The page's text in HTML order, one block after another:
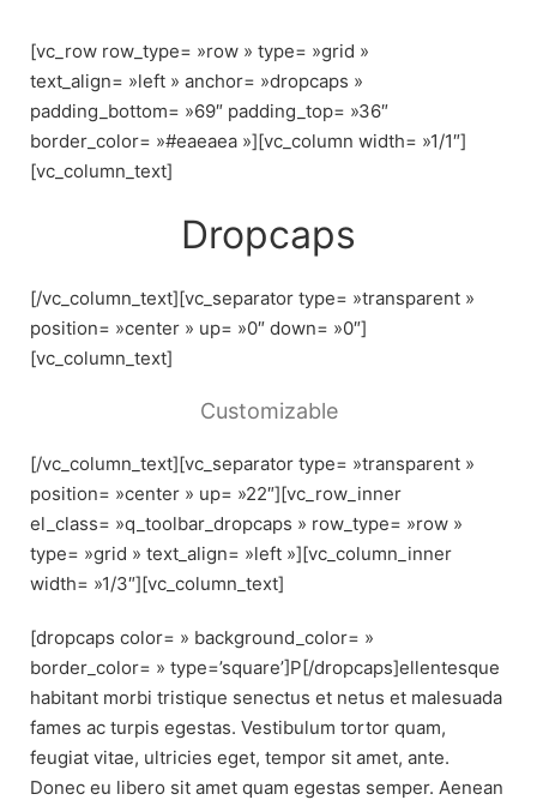
content
[vc_row row_type= »row » type= »grid »
text_align= »left » anchor= »dropcaps »
padding_bottom= »69″ padding_top= »36″
border_color= »#eaeaea »][vc_column width= »1/1″]
[vc_column_text]
Dropcaps
[/vc_column_text][vc_separator type= »transparent »
position= »center » up= »0″ down= »0″]
[vc_column_text]
Customizable
[/vc_column_text][vc_separator type= »transparent »
position= »center » up= »22″][vc_row_inner
el_class= »q_toolbar_dropcaps » row_type= »row »
type= »grid » text_align= »left »][vc_column_inner
width= »1/3″][vc_column_text]
[dropcaps color= » background_color= »
border_color= » type=’square’]P[/dropcaps]ellentesque
habitant morbi tristique senectus et netus et malesuada
fames ac turpis egestas. Vestibulum tortor quam,
feugiat vitae, ultricies eget, tempor sit amet, ante.
Donec eu libero sit amet quam egestas semper. Aenean